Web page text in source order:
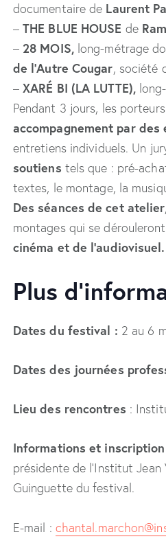
documentaire de Laurent
–THE BLUE HOUSE de
– 28 MOIS, long-métrage
de l’Autre Cougar, société
–XARÉ BI (LA LUTTE),
Pendant 3 jours, les
accompagnement par des
entretiens individuels. Un
soutiens tels que : pré-
textes, le montage, la
Des séances de cet atelier
montages qui se
cinéma et de l’audiovisuel.
Plus
Dates du festival : 2 au 6
Dates des journées
Lieu des rencontres :
Informations et
présidente de l’Institut
Guinguette du festival.
E-mail :